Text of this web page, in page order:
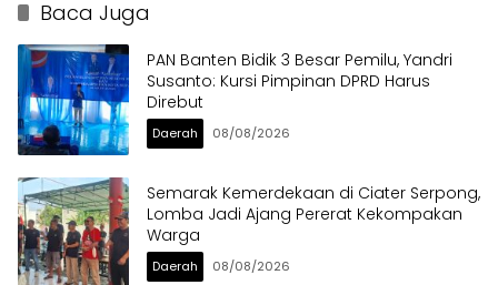
Baca Juga
PAN Banten Bidik 3 Besar Pemilu, Yandri
Susanto: Kursi Pimpinan DPRD Harus
Direbut
Daerah 08/08/2026
Semarak Kemerdekaan di Ciater Serpong,
Lomba Jadi Ajang Pererat Kekompakan
Warga
Daerah 08/08/2026